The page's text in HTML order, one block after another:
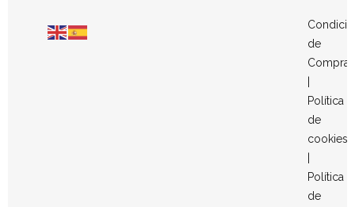
de
Compra
Política
de
cookies
Política
de